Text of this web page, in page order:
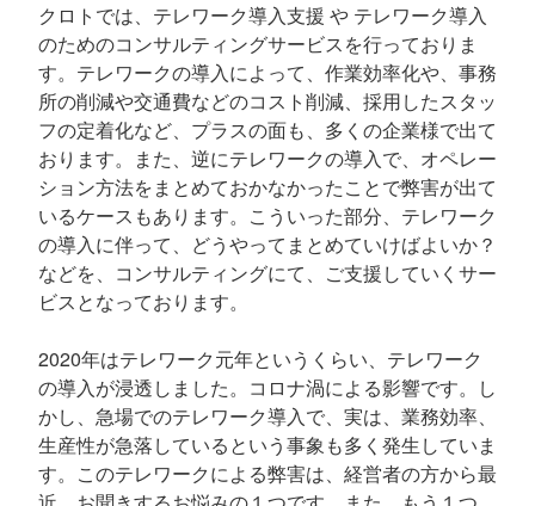
クロトでは、テレワーク導入支援 や テレワーク導入
のためのコンサルティングサービスを行っておりま
す。テレワークの導入によって、作業効率化や、事務
所の削減や交通費などのコスト削減、採用したスタッ
フの定着化など、プラスの面も、多くの企業様で出て
おります。また、逆にテレワークの導入で、オペレー
ション方法をまとめておかなかったことで弊害が出て
いるケースもあります。こういった部分、テレワーク
の導入に伴って、どうやってまとめていけばよいか？
などを、コンサルティングにて、ご支援していくサー
ビスとなっております。
2020年はテレワーク元年というくらい、テレワーク
の導入が浸透しました。コロナ渦による影響です。し
かし、急場でのテレワーク導入で、実は、業務効率、
生産性が急落しているという事象も多く発生していま
す。このテレワークによる弊害は、経営者の方から最